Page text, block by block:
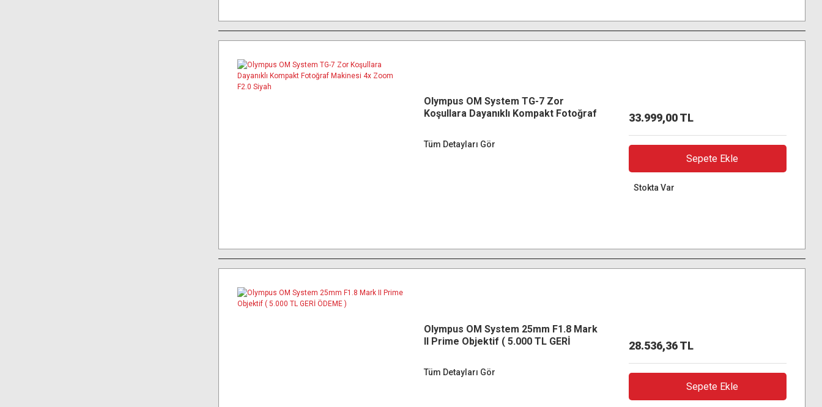
Olympus OM System TG-7 Zor
Koşullara Dayanıklı Kompakt Fotoğraf
Tüm Detayları Gör
33.999,00 TL
Sepete Ekle
Stokta Var
Olympus OM System 25mm F1.8 Mark
II Prime Objektif ( 5.000 TL GERİ
Tüm Detayları Gör
28.536,36 TL
Sepete Ekle